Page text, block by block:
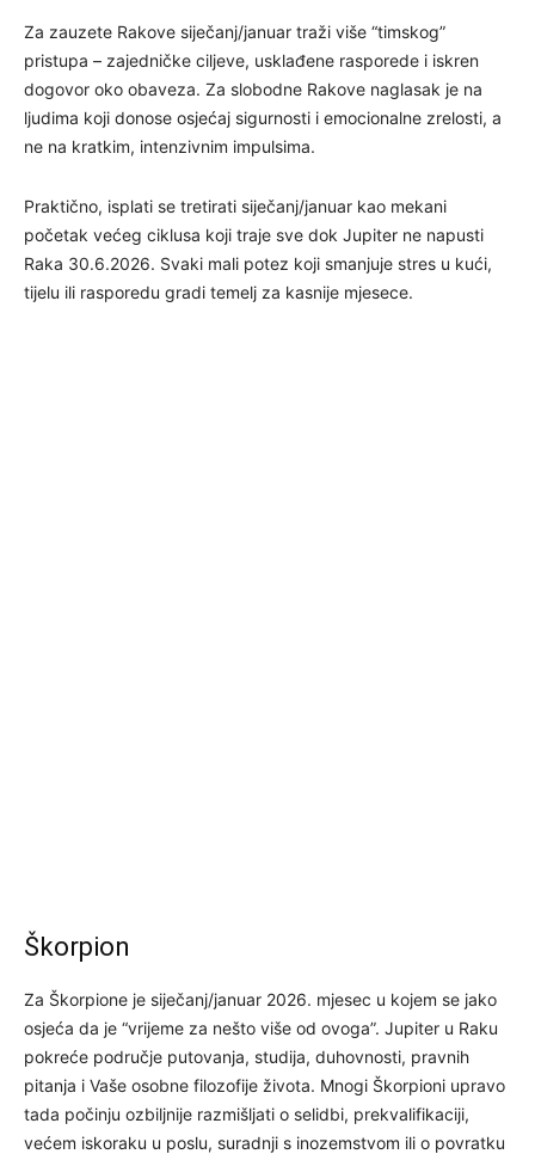
Za zauzete Rakove siječanj/januar traži više “timskog”
pristupa – zajedničke ciljeve, usklađene rasporede i iskren
dogovor oko obaveza. Za slobodne Rakove naglasak je na
ljudima koji donose osjećaj sigurnosti i emocionalne zrelosti, a
ne na kratkim, intenzivnim impulsima.
Praktično, isplati se tretirati siječanj/januar kao mekani
početak većeg ciklusa koji traje sve dok Jupiter ne napusti
Raka 30.6.2026. Svaki mali potez koji smanjuje stres u kući,
tijelu ili rasporedu gradi temelj za kasnije mjesece.
Škorpion
Za Škorpione je siječanj/januar 2026. mjesec u kojem se jako
osjeća da je “vrijeme za nešto više od ovoga”. Jupiter u Raku
pokreće područje putovanja, studija, duhovnosti, pravnih
pitanja i Vaše osobne filozofije života. Mnogi Škorpioni upravo
tada počinju ozbiljnije razmišljati o selidbi, prekvalifikaciji,
većem iskoraku u poslu, suradnji s inozemstvom ili o povratku